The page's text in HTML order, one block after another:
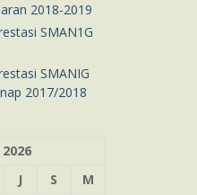
2018-2019
SMAN1G
SMANIG
2017/2018
J S
M